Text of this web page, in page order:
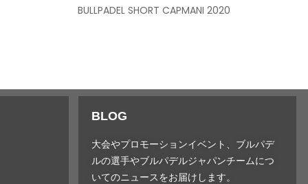
BULLPADEL SHORT CAPMANI 2020
BLOG
大会やプロモーションイベント、ブルパデ
ルの選手やブルパデルジャパンチームにつ
いてのニュースをお届けします。